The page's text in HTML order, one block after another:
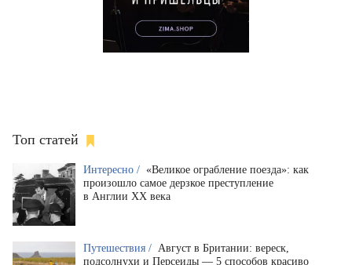
Топ статей
Интересно / «Великое ограбление поезда»: как
произошло самое дерзкое преступление
в Англии XX века
Путешествия / Август в Британии: вереск,
подсолнухи и Персеиды — 5 способов красиво